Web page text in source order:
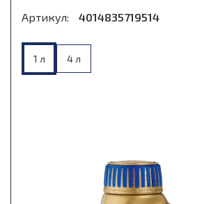
Артикул: 4014835719514
1 л 4 л